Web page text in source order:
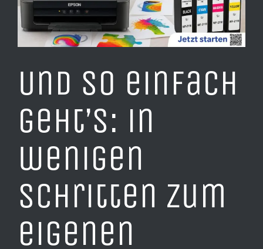
Und so einfach
geht’s: in
wenigen
Schritten zum
eigenen